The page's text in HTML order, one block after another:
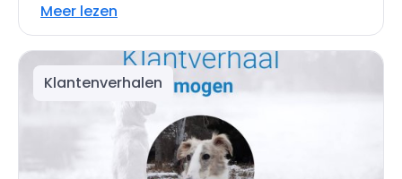
Meer lezen
Klantenverhalen